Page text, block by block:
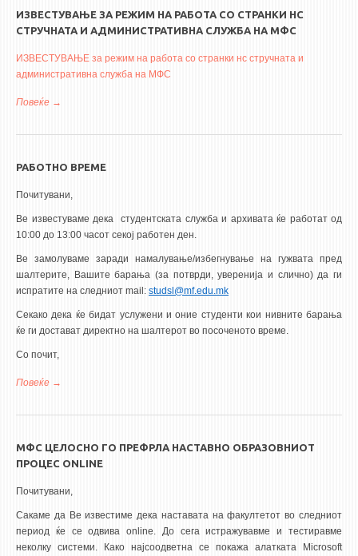
ИЗВЕСТУВАЊЕ ЗА РЕЖИМ НА РАБОТА СО СТРАНКИ НС
СТРУЧНАТА И АДМИНИСТРАТИВНА СЛУЖБА НА МФС
ИЗВЕСТУВАЊЕ за режим на работа со странки нс стручната и
административна служба на МФС
Повеќе за ИЗВЕСТУВАЊЕ за режим на работа со странки нс стручната
РАБОТНО ВРЕМЕ
Почитувани,
Ве известуваме дека студентската служба и архивата ќе работат од
10:00 до 13:00 часот секој работен ден.
Ве замолуваме заради намалување/избегнување на гужвата пред
шалтерите, Вашите барања (за потврди, уверенија и слично) да ги
испратите на следниот mail: studsl@mf.edu.mk
Секако дека ќе бидат услужени и оние студенти кои нивните барања
ќе ги достават директно на шалтерот во посоченото време.
Со почит,
Повеќе за РАБОТНО ВРЕМЕ
МФС ЦЕЛОСНО ГО ПРЕФРЛА НАСТАВНО ОБРАЗОВНИОТ
ПРОЦЕС ONLINE
Почитувани,
Сакаме да Ве известиме дека наставата на факултетот во следниот
период ќе се одвиваonline . До сега истражувавме и тестиравме
неколку системи. Како најсоодветна се покажа алатката Microsoft